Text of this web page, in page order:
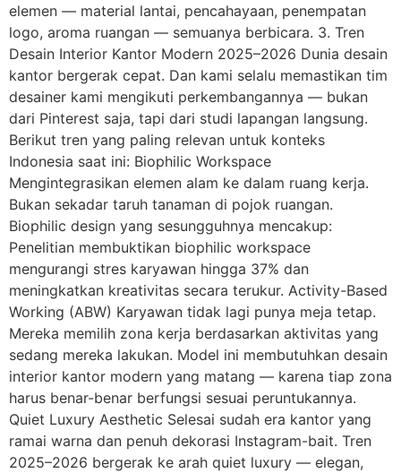
elemen — material lantai, pencahayaan, penempatan
logo, aroma ruangan — semuanya berbicara. 3. Tren
Desain Interior Kantor Modern 2025–2026 Dunia desain
kantor bergerak cepat. Dan kami selalu memastikan tim
desainer kami mengikuti perkembangannya — bukan
dari Pinterest saja, tapi dari studi lapangan langsung.
Berikut tren yang paling relevan untuk konteks
Indonesia saat ini: Biophilic Workspace
Mengintegrasikan elemen alam ke dalam ruang kerja.
Bukan sekadar taruh tanaman di pojok ruangan.
Biophilic design yang sesungguhnya mencakup:
Penelitian membuktikan biophilic workspace
mengurangi stres karyawan hingga 37% dan
meningkatkan kreativitas secara terukur. Activity-Based
Working (ABW) Karyawan tidak lagi punya meja tetap.
Mereka memilih zona kerja berdasarkan aktivitas yang
sedang mereka lakukan. Model ini membutuhkan desain
interior kantor modern yang matang — karena tiap zona
harus benar-benar berfungsi sesuai peruntukannya.
Quiet Luxury Aesthetic Selesai sudah era kantor yang
ramai warna dan penuh dekorasi Instagram-bait. Tren
2025–2026 bergerak ke arah quiet luxury — elegan,